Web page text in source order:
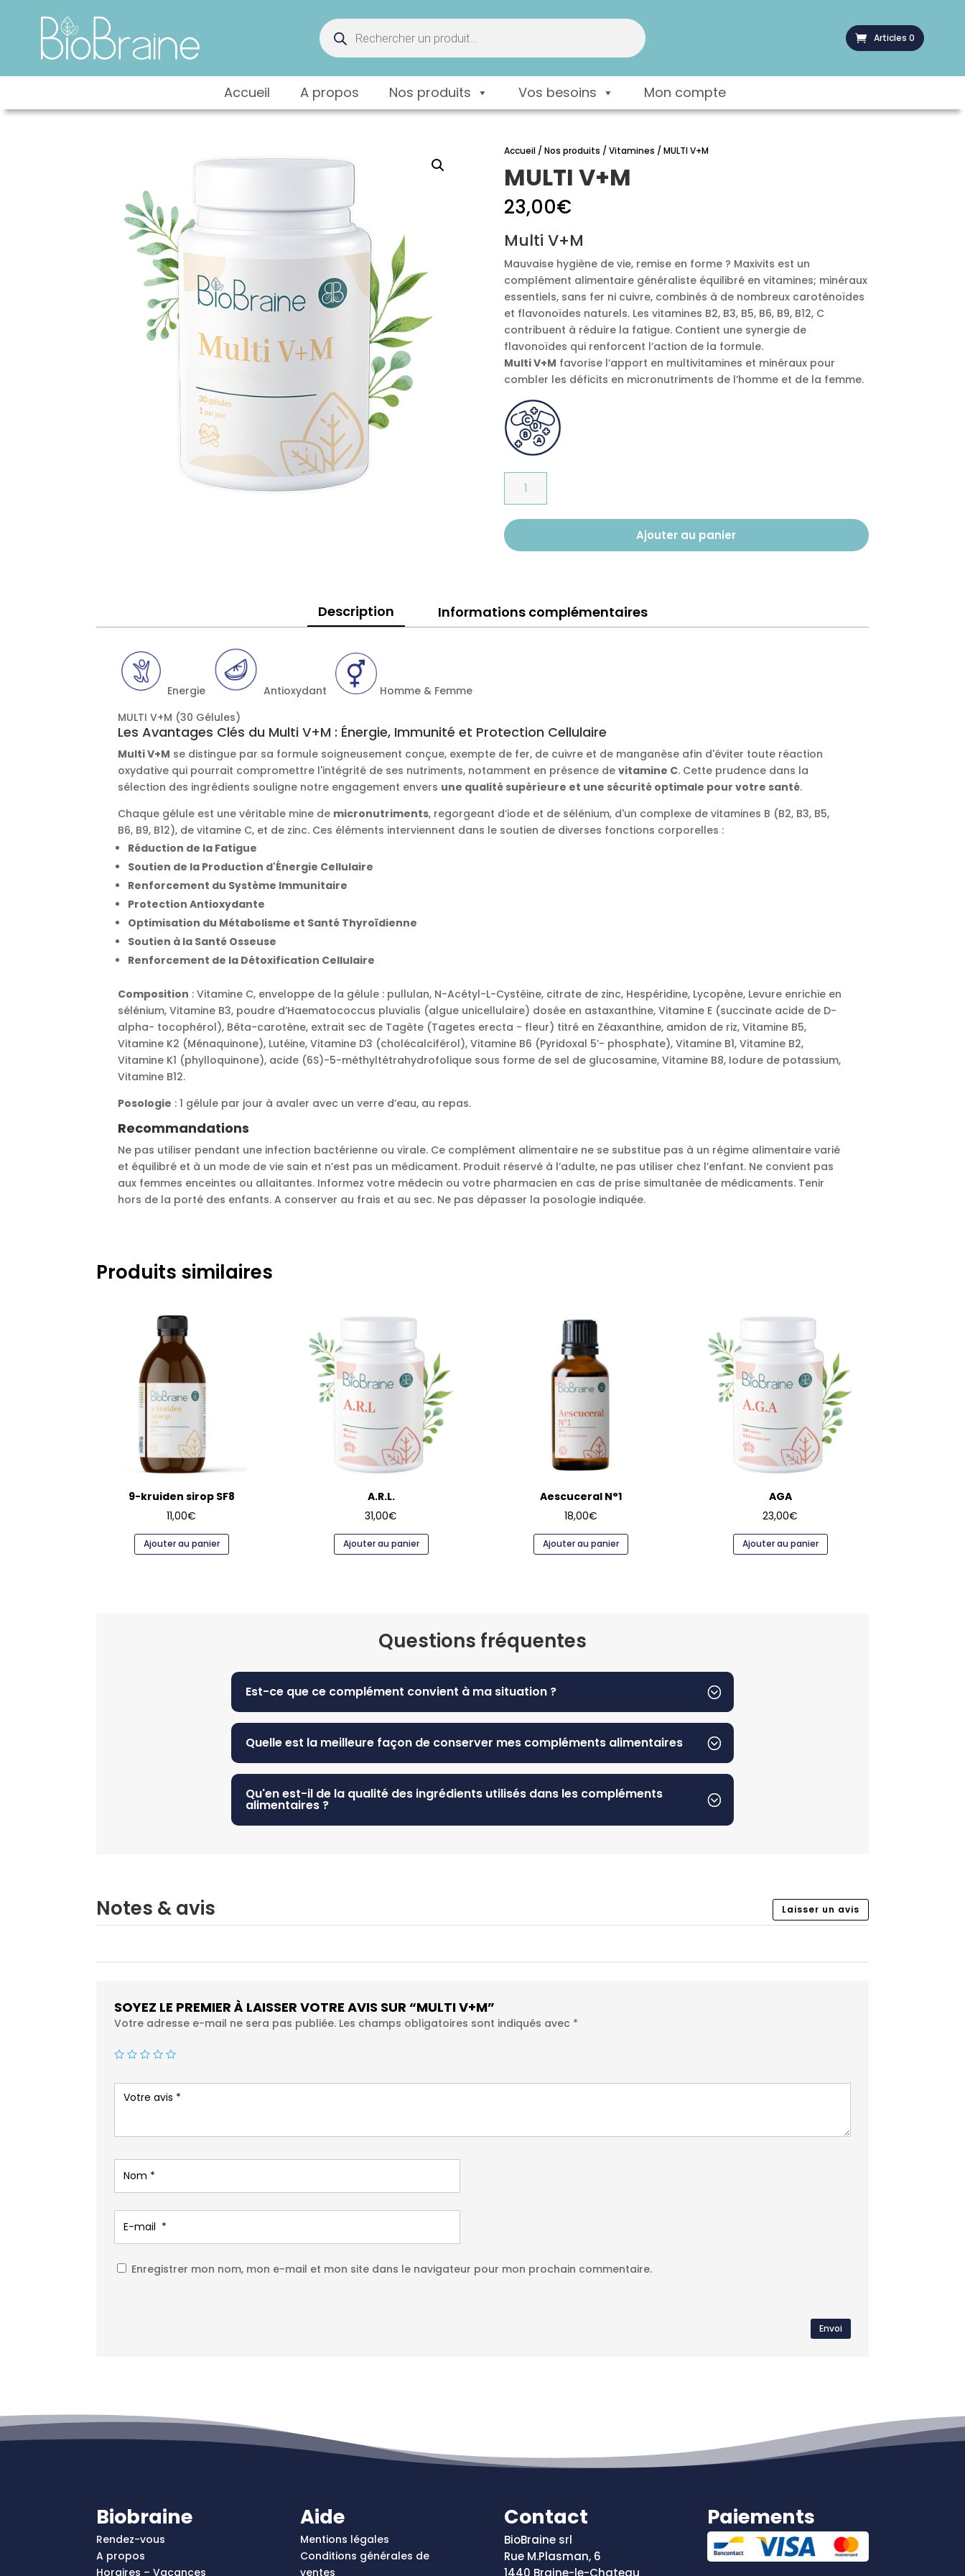
Recherche
de
produits Articles 0
Accueil A propos Nos produits Vos besoins Mon compte
Accueil/ Nos produits / Vitamines / MULTI V+M
MULTI V+M
23,00€
Multi V+M
Mauvaise hygiène de vie, remise en forme ? Maxivits est un
complément alimentaire généraliste équilibré en vitamines; minéraux
essentiels, sans fer ni cuivre, combinés à de nombreux caroténoïdes
et flavonoïdes naturels. Les vitamines B2, B3, B5, B6, B9, B12, C
contribuent à réduire la fatigue. Contient une synergie de
flavonoïdes qui renforcent l’action de la formule.
Multi V+M favorise l’apport en multivitamines et minéraux pour
combler les déficits en micronutriments de l’homme et de la femme.
V+M
Ajouter au panier
Description Informations complémentaires
Energie Antioxydant
Homme & Femme
MULTI V+M (30 Gélules)
Les Avantages Clés du Multi V+M : Énergie, Immunité et Protection Cellulaire
Multi V+M se distingue par sa formule soigneusement conçue, exempte de fer, de cuivre et de manganèse afin d'éviter toute réaction
oxydative qui pourrait compromettre l'intégrité de ses nutriments, notamment en présence devitamine C. Cette prudence dans la
sélection des ingrédients souligne notre engagement envers une qualité supérieure et une sécurité optimale pour votre santé.
Chaque gélule est une véritable mine de micronutriments, regorgeant d’iode et de sélénium, d'un complexe de vitamines B (B2, B3, B5,
B6, B9, B12), de vitamine C, et de zinc. Ces éléments interviennent dans le soutien de diverses fonctions corporelles :
Réduction de la Fatigue
Soutien de la Production d'Énergie Cellulaire
Renforcement du Système Immunitaire
Protection Antioxydante
Optimisation du Métabolisme et Santé Thyroïdienne
Soutien à la Santé Osseuse
Renforcement de la Détoxification Cellulaire
Composition : Vitamine C, enveloppe de la gélule : pullulan, N-Acétyl-L-Cystéine, citrate de zinc, Hespéridine, Lycopène, Levure enrichie en
sélénium, Vitamine B3, poudre d’Haematococcus pluvialis (algue unicellulaire) dosée en astaxanthine, Vitamine E (succinate acide de D-
alpha- tocophérol), Bêta-carotène, extrait sec de Tagète (Tagetes erecta - fleur) titré en Zéaxanthine, amidon de riz, Vitamine B5,
Vitamine K2 (Ménaquinone), Lutéine, Vitamine D3 (cholécalciférol), Vitamine B6 (Pyridoxal 5’- phosphate), Vitamine B1, Vitamine B2,
Vitamine K1 (phylloquinone), acide (6S)-5-méthyltétrahydrofolique sous forme de sel de glucosamine, Vitamine B8, Iodure de potassium,
Vitamine B12.
Posologie : 1 gélule par jour à avaler avec un verre d’eau, au repas.
Recommandations
Ne pas utiliser pendant une infection bactérienne ou virale. Ce complément alimentaire ne se substitue pas à un régime alimentaire varié
et équilibré et à un mode de vie sain et n’est pas un médicament. Produit réservé à l’adulte, ne pas utiliser chez l’enfant. Ne convient pas
aux femmes enceintes ou allaitantes. Informez votre médecin ou votre pharmacien en cas de prise simultanée de médicaments. Tenir
hors de la porté des enfants. A conserver au frais et au sec. Ne pas dépasser la posologie indiquée.
Produits similaires
9-kruiden sirop SF8
11,00€
Ajouter au panier
A.R.L.
31,00€
Ajouter au panier
Aescuceral N°1
18,00€
Ajouter au panier
AGA
23,00€
Ajouter au panier
Questions fréquentes
Est-ce que ce complément convient à ma situation ?
Quelle est la meilleure façon de conserver mes compléments alimentaires
Qu'en est-il de la qualité des ingrédients utilisés dans les compléments
alimentaires ?
Notes & avis Laisser un avis
SOYEZ LE PREMIER À LAISSER VOTRE AVIS SUR “MULTI V+M”
Votre adresse e-mail ne sera pas publiée. Les champs obligatoires sont indiqués avec *
Enregistrer mon nom, mon e-mail et mon site dans le navigateur pour mon prochain commentaire.
Envoi
Biobraine
Rendez-vous
A propos
Horaires – Vacances
Aide
Mentions légales
Conditions générales de
ventes
Contact
BioBraine srl
Rue M.Plasman, 6
1440 Braine-le-Chateau
Paiements